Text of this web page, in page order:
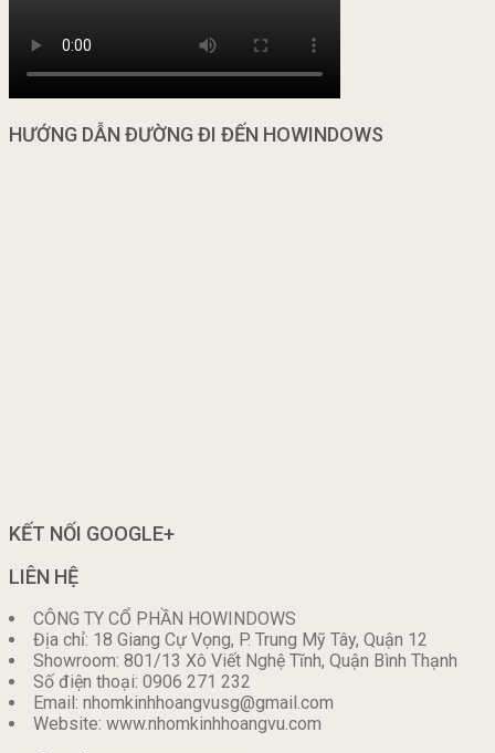
HƯỚNG DẪN ĐƯỜNG ĐI ĐẾN HOWINDOWS
KẾT NỐI GOOGLE+
LIÊN HỆ
CÔNG TY CỔ PHẦN HOWINDOWS
Địa chỉ: 18 Giang Cự Vọng, P. Trung Mỹ Tây, Quận 12
Showroom: 801/13 Xô Viết Nghệ Tĩnh, Quận Bình Thạnh
Số điện thoại: 0906 271 232
Email: nhomkinhhoangvusg@gmail.com
Website: www.nhomkinhhoangvu.com